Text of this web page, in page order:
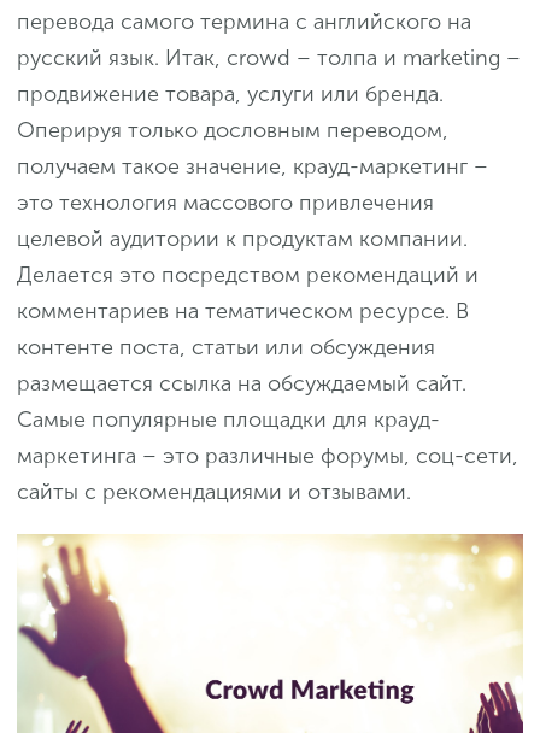
перевода самого термина с английского на
русский язык. Итак, crowd – толпа и marketing –
продвижение товара, услуги или бренда.
Оперируя только дословным переводом,
получаем такое значение, крауд-маркетинг –
это технология массового привлечения
целевой аудитории к продуктам компании.
Делается это посредством рекомендаций и
комментариев на тематическом ресурсе. В
контенте поста, статьи или обсуждения
размещается ссылка на обсуждаемый сайт.
Самые популярные площадки для крауд-
маркетинга – это различные форумы, соц-сети,
сайты с рекомендациями и отзывами.